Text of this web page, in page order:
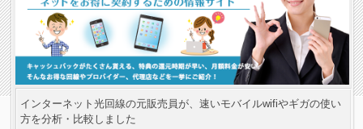
インターネット光回線の元販売員が、速いモバイルwifiやギガの使い
方を分析・比較しました